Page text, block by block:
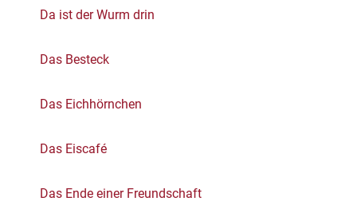
Da ist der Wurm drin
Das Besteck
Das Eichhörnchen
Das Eiscafé
Das Ende einer Freundschaft